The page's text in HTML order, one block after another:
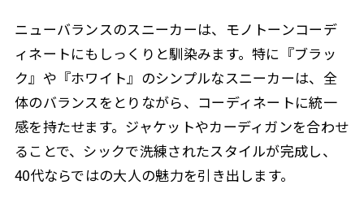
ニューバランスのスニーカーは、モノトーンコーデ
ィネートにもしっくりと馴染みます。特に『ブラッ
ク』や『ホワイト』のシンプルなスニーカーは、全
体のバランスをとりながら、コーディネートに統一
感を持たせます。ジャケットやカーディガンを合わせ
ることで、シックで洗練されたスタイルが完成し、
40代ならではの大人の魅力を引き出します。